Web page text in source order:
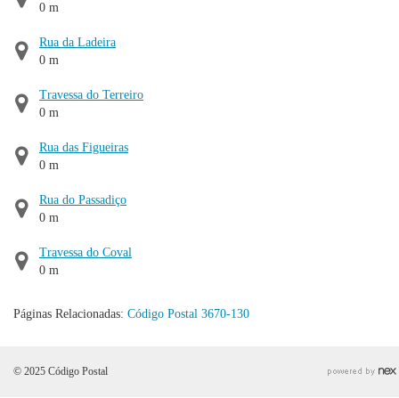
0 m
Rua da Ladeira
0 m
Travessa do Terreiro
0 m
Rua das Figueiras
0 m
Rua do Passadiço
0 m
Travessa do Coval
0 m
Páginas Relacionadas: Código Postal 3670-130
© 2025 Código Postal